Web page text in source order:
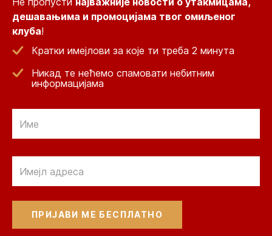
дешавањима и промоцијама твог омиљеног
клуба!
Кратки имејлови за које ти треба 2 минута
Никад те нећемо спамовати небитним
информацијама